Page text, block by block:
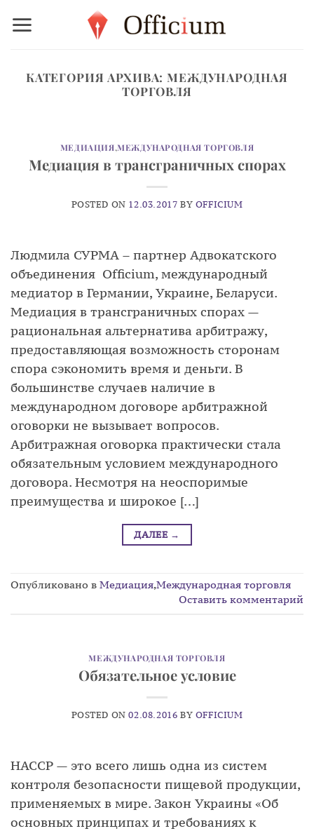
КАТЕГОРИЯ АРХИВА: МЕЖДУНАРОДНАЯ
ТОРГОВЛЯ
МЕДИАЦИЯ,МЕЖДУНАРОДНАЯ ТОРГОВЛЯ
Медиация в трансграничных спорах
POSTED ON 12.03.2017 BY OFFICIUM
Людмила СУРМА – партнер Адвокатского
объединения Officium, международный
медиатор в Германии, Украине, Беларуси.
Медиация в трансграничных спорах —
рациональная альтернатива арбитражу,
предоставляющая возможность сторонам
спора сэкономить время и деньги. В
большинстве случаев наличие в
международном договоре арбитражной
оговорки не вызывает вопросов.
Арбитражная оговорка практически стала
обязательным условием международного
договора. Несмотря на неоспоримые
преимущества и широкое […]
ДАЛЕЕ →
Опубликовано в Медиация,Международная торговля
Оставить комментарий
МЕЖДУНАРОДНАЯ ТОРГОВЛЯ
Обязательное условие
POSTED ON02.08.2016 BY OFFICIUM
НАССР — это всего лишь одна из систем
контроля безопасности пищевой продукции,
применяемых в мире. Закон Украины «Об
основных принципах и требованиях к